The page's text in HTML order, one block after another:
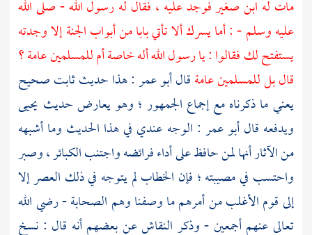
مات له ابن صغير فوجد عليه ، فقال له رسول الله - صلى الله
عليه وسلم - : أما يسرك ألا تأتي بابا من أبواب الجنة إلا وجدته
يستفتح لك فقالوا : يا رسول الله أله خاصة أم للمسلمين عامة ؟
قال بل للمسلمين عامةقالأبو عمر: هذا حديث ثابت صحيح
يعني ما ذكرناه مع إجماع الجمهور ؛ وهو يعارض حديث يحيى
ويدفعه قالأبو عمر : الوجه عندي في هذا الحديث وما أشبهه
من الآثار أنها لمن حافظ على أداء فرائضه واجتنب الكبائر ، وصبر
واحتسب في مصيبته ؛ فإن الخطاب لم يتوجه في ذلك العصر إلا
إلى قوم الأغلب من أمرهم ما وصفنا وهم الصحابة - رضي الله
تعالى عنهم أجمعين - وذكر النقاشعن بعضهم أنه قال : نسخ